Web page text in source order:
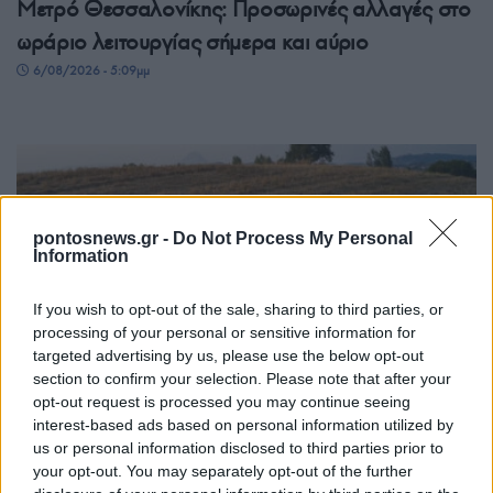
pontosnews.gr - Do Not Process My Personal
Information
If you wish to opt-out of the sale, sharing to third parties, or
processing of your personal or sensitive information for
targeted advertising by us, please use the below opt-out
section to confirm your selection. Please note that after your
opt-out request is processed you may continue seeing
interest-based ads based on personal information utilized by
us or personal information disclosed to third parties prior to
your opt-out. You may separately opt-out of the further
Μετρό Θεσσαλονίκης: Προσωρινές αλλαγές στο
ωράριο λειτουργίας σήμερα και αύριο
6/08/2026 - 5:09μμ
ΕΛΛΑΔΑ
Καστοριά: Έκτακτα μέτρα μετά τον εντοπισμό
ευλογιάς των προβάτων στον Γέρμα
6/08/2026 - 3:33μμ